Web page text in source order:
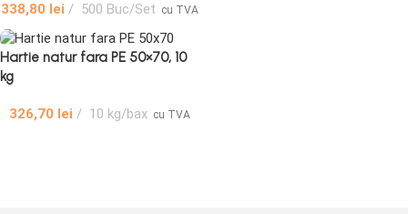
338,80 lei 500 Buc/Set cu TVA
Hartie natur fara PE 50×70, 10
kg
326,70 lei 10 kg/bax cu TVA